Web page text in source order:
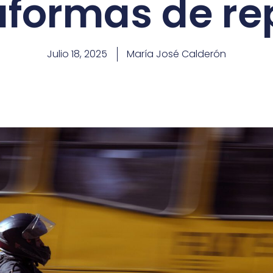
de
Julio 18, 2025 María José Calderón